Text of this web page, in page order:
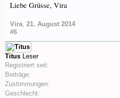
Liebe Grüsse, Vira
Vira, 21. August 2014
#6
Titus Leser
Registriert seit:
Beiträge:
Zustimmungen:
Geschlecht: